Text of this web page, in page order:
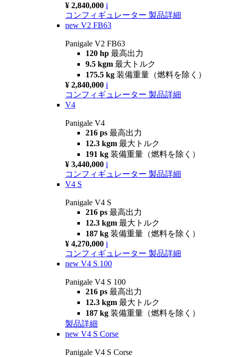
¥ 2,840,000 i
コンフィギュレーター 製品詳細
new V2 FB63
Panigale V2 FB63
120 hp 最高出力
9.5 kgm 最大トルク
175.5 kg 装備重量（燃料を除く）
¥ 2,840,000 i
コンフィギュレーター 製品詳細
V4
Panigale V4
216 ps 最高出力
12.3 kgm 最大トルク
191 kg 装備重量（燃料を除く）
¥ 3,440,000 i
コンフィギュレーター 製品詳細
V4 S
Panigale V4 S
216 ps 最高出力
12.3 kgm 最大トルク
187 kg 装備重量（燃料を除く）
¥ 4,270,000 i
コンフィギュレーター 製品詳細
new V4 S 100
Panigale V4 S 100
216 ps 最高出力
12.3 kgm 最大トルク
187 kg 装備重量（燃料を除く）
製品詳細
new V4 S Corse
Panigale V4 S Corse